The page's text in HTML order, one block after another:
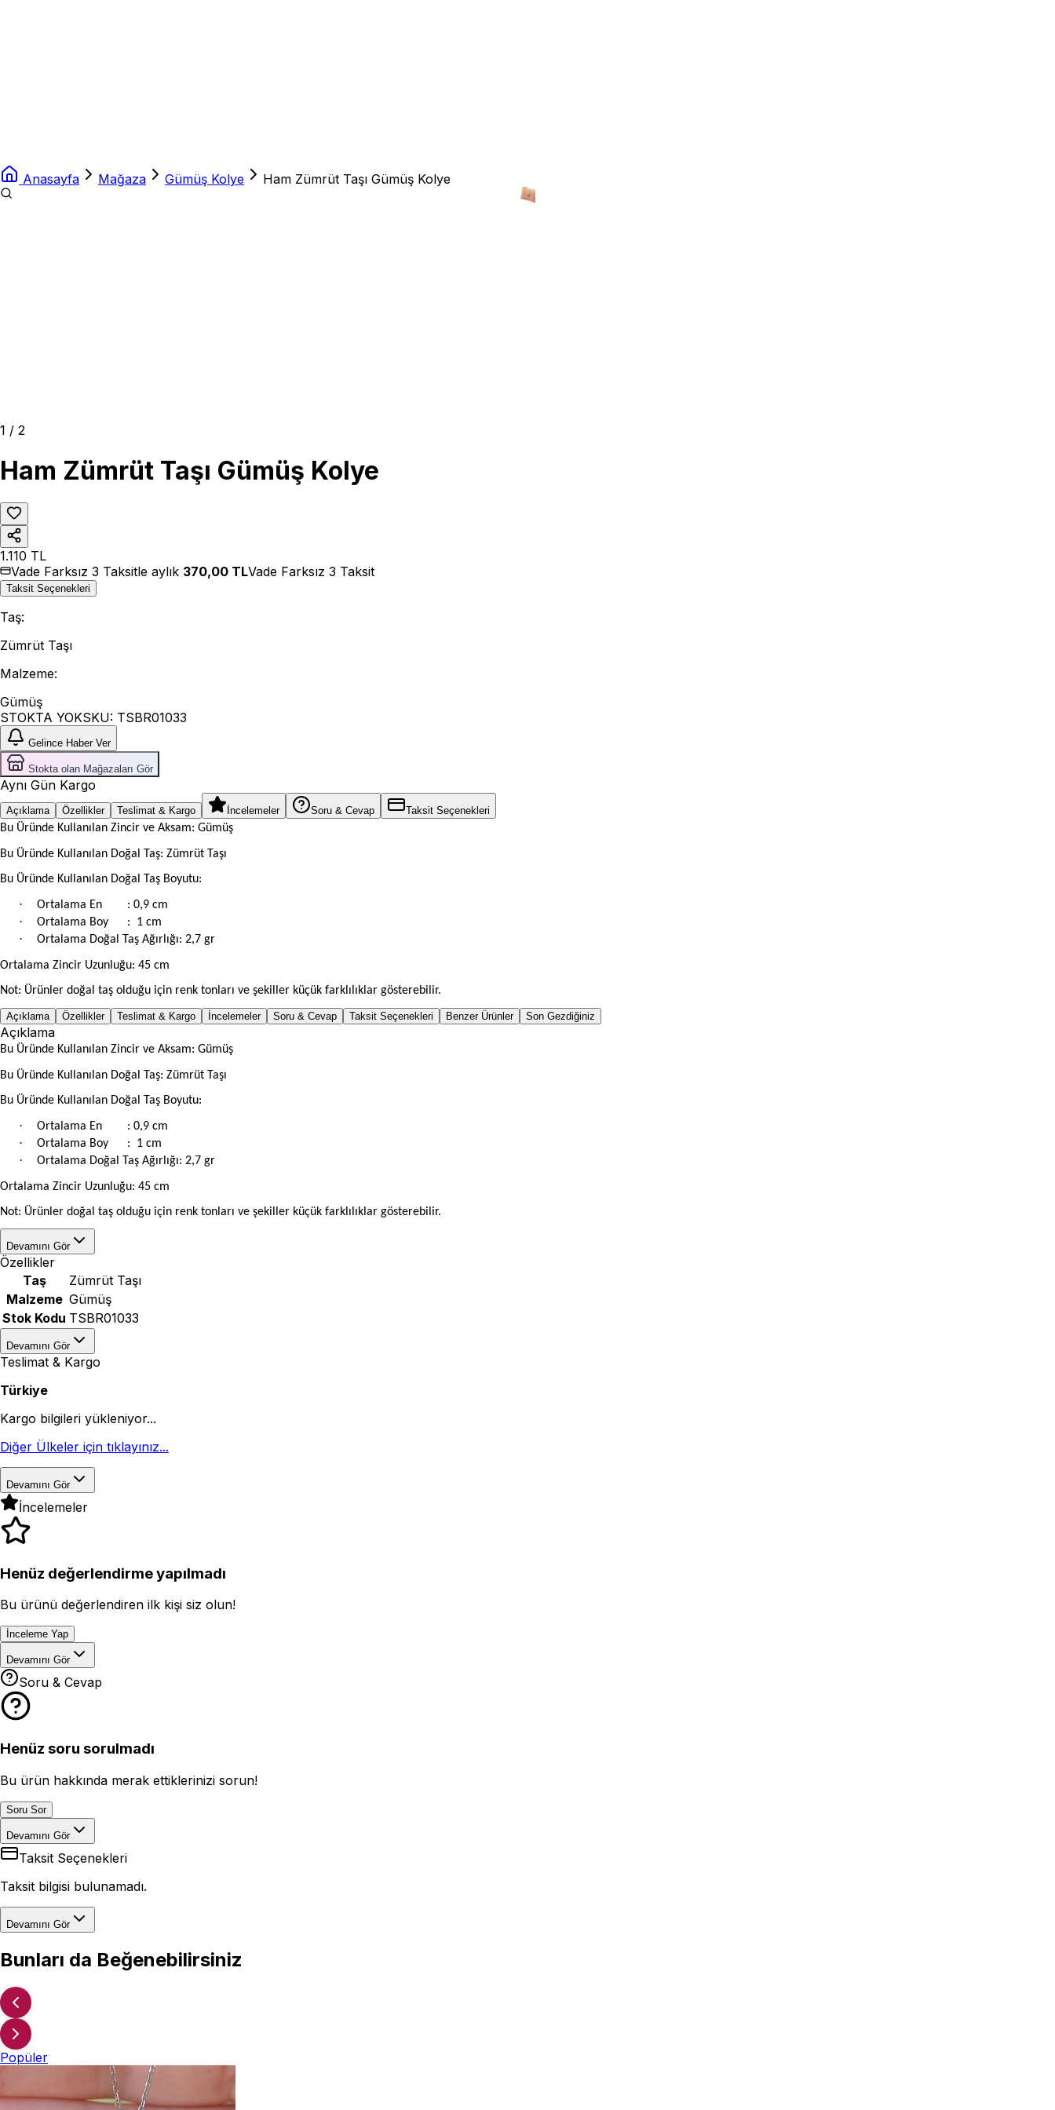
Anasayfa Mağaza Gümüş Kolye Ham Zümrüt Taşı Gümüş Kolye
1 / 2
Ham Zümrüt Taşı Gümüş Kolye
1.110 TL
Vade Farksız 3 Taksitle aylık 370,00 TLVade Farksız 3 Taksit
Taksit Seçenekleri
Taş:
Zümrüt Taşı
Malzeme:
Gümüş
STOKTA YOKSKU: TSBR01033
Gelince Haber Ver
Stokta olan Mağazaları Gör
Aynı Gün Kargo
Açıklama Özellikler Teslimat & Kargo İncelemeler Soru & Cevap Taksit Seçenekleri
Bu Üründe Kullanılan Zincir ve Aksam: Gümüş
Bu Üründe Kullanılan Doğal Taş: Zümrüt Taşı
Bu Üründe Kullanılan Doğal Taş Boyutu:
· Ortalama En : 0,9 cm
· Ortalama Boy : 1 cm
· Ortalama Doğal Taş Ağırlığı: 2,7 gr
Ortalama Zincir Uzunluğu: 45 cm
Not: Ürünler doğal taş olduğu için renk tonları ve şekiller küçük farklılıklar gösterebilir.
Açıklama Özellikler Teslimat & Kargo İncelemeler Soru & Cevap Taksit Seçenekleri Benzer Ürünler Son Gezdiğiniz
Açıklama
Bu Üründe Kullanılan Zincir ve Aksam: Gümüş
Bu Üründe Kullanılan Doğal Taş: Zümrüt Taşı
Bu Üründe Kullanılan Doğal Taş Boyutu:
· Ortalama En : 0,9 cm
· Ortalama Boy : 1 cm
· Ortalama Doğal Taş Ağırlığı: 2,7 gr
Ortalama Zincir Uzunluğu: 45 cm
Not: Ürünler doğal taş olduğu için renk tonları ve şekiller küçük farklılıklar gösterebilir.
Devamını Gör
Özellikler
Taş
Zümrüt Taşı
Malzeme Gümüş
Stok Kodu TSBR01033
Devamını Gör
Teslimat & Kargo
Türkiye
Kargo bilgileri yükleniyor...
Diğer Ülkeler için tıklayınız...
Devamını Gör
İncelemeler
Henüz değerlendirme yapılmadı
Bu ürünü değerlendiren ilk kişi siz olun!
İnceleme Yap
Devamını Gör
Soru & Cevap
Henüz soru sorulmadı
Bu ürün hakkında merak ettiklerinizi sorun!
Soru Sor
Devamını Gör
Taksit Seçenekleri
Taksit bilgisi bulunamadı.
Devamını Gör
Bunları da Beğenebilirsiniz
Popüler